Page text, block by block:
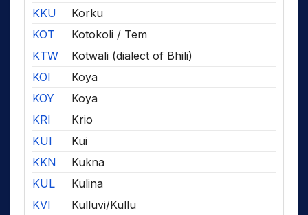
KKU
Korku
KOT
Kotokoli / Tem
KTW
Kotwali (dialect of Bhili)
KOI
Koya
KOY
Koya
KRI
Krio
KUI
Kui
KKN
Kukna
KUL
Kulina
KVI
Kulluvi/Kullu